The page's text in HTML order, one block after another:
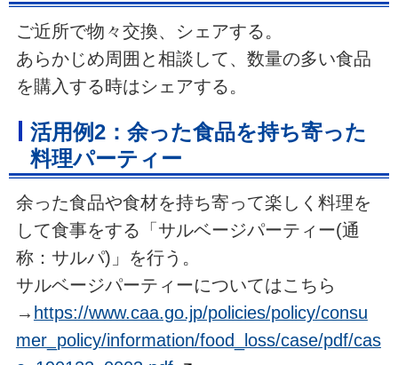
ご近所で物々交換、シェアする。
あらかじめ周囲と相談して、数量の多い食品
を購入する時はシェアする。
活用例2：余った食品を持ち寄った
料理パーティー
余った食品や食材を持ち寄って楽しく料理を
して食事をする「サルベージパーティー(通
称：サルパ)」を行う。
サルベージパーティーについてはこちら
→ https://www.caa.go.jp/policies/policy/consu
mer_policy/information/food_loss/case/pdf/cas